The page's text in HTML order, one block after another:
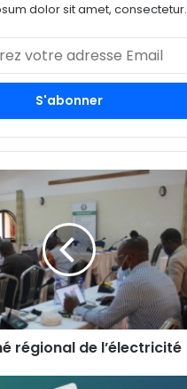
dolor sit amet, consectetur.
régional de l’électricité